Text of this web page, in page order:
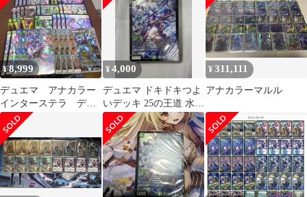
¥8,999
デュエマ アナカラー
インターステラ デッ
キ アナカラーマルル
¥4,000
デュエマ ドキドキつよ
いデッキ 25の王道 水闇
自然マルルデッキ
¥311,111
アナカラーマルル